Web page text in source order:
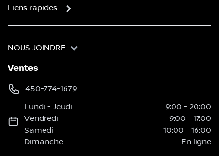
Liens rapides
NOUS JOINDRE
Ventes
450-774-1679
Lundi -Jeudi 9:00 - 20:00
Vendredi
9:00 - 17:00
Samedi
10:00 - 16:00
Dimanche
En ligne